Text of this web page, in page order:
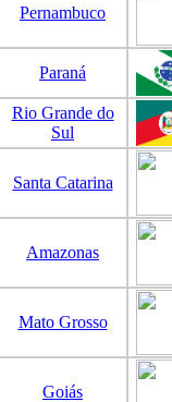
Pernambuco
Paraná
Rio Grande do
Sul
Santa Catarina
Amazonas
Mato Grosso
Goiás